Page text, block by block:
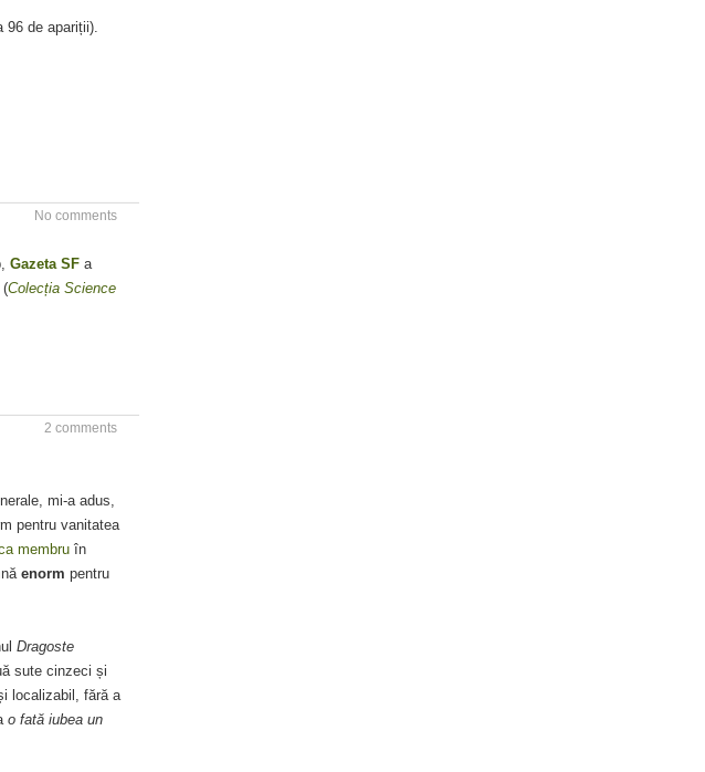
96 de apariții).
No comments
Gazeta SF a
(Colecția Science
2 comments
mi-a adus,
pentru vanitatea
membru în
enorm pentru
Dragoste
sute cinzeci și
localizabil, fără a
o fată iubea un